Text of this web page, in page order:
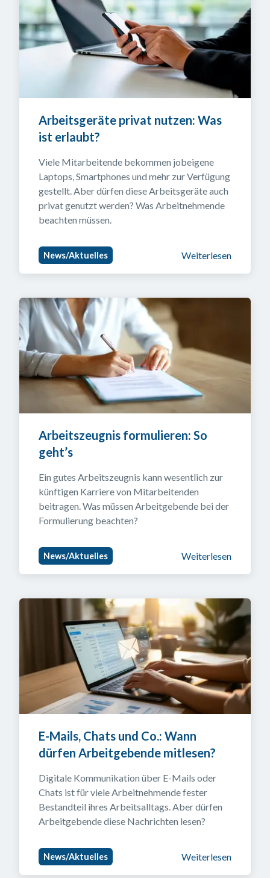
Arbeitsgeräte privat nutzen: Was
ist erlaubt?
Viele Mitarbeitende bekommen jobeigene
Laptops, Smartphones und mehr zur Verfügung
gestellt. Aber dürfen diese Arbeitsgeräte auch
privat genutzt werden? Was Arbeitnehmende
beachten müssen.
News/Aktuelles Weiterlesen
Arbeitszeugnis formulieren: So
geht’s
Ein gutes Arbeitszeugnis kann wesentlich zur
künftigen Karriere von Mitarbeitenden
beitragen. Was müssen Arbeitgebende bei der
Formulierung beachten?
News/Aktuelles Weiterlesen
E-Mails, Chats und Co.: Wann
dürfen Arbeitgebende mitlesen?
Digitale Kommunikation über E-Mails oder
Chats ist für viele Arbeitnehmende fester
Bestandteil ihres Arbeitsalltags. Aber dürfen
Arbeitgebende diese Nachrichten lesen?
News/Aktuelles Weiterlesen